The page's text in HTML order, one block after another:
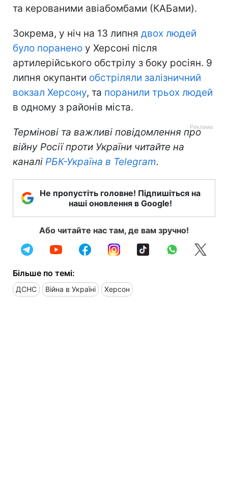
та керованими авіабомбами (КАБами).
Зокрема, у ніч на 13 липня двох людей
було поранено у Херсоні після
артилерійського обстрілу з боку росіян. 9
липня окупанти обстріляли залізничний
вокзал Херсону, та поранили трьох людей
в одному з районів міста.
Термінові та важливі повідомлення про
війну Росії проти України читайте на
каналі РБК-Україна в Telegram.
Не пропустіть головне! Підпишіться на
наші оновлення в Google!
Або читайте нас там, де вам зручно!
Більше по темі:
ДСНС Війна в Україні Херсон